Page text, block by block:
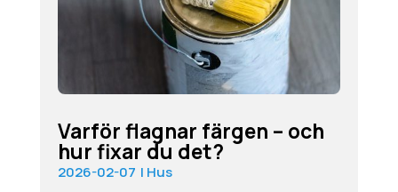
Varför flagnar färgen – och
hur fixar du det?
2026-02-07 | Hus